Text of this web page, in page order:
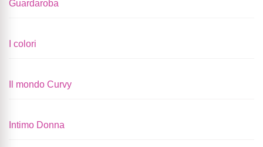
Guardaroba
I colori
Il mondo Curvy
Intimo Donna